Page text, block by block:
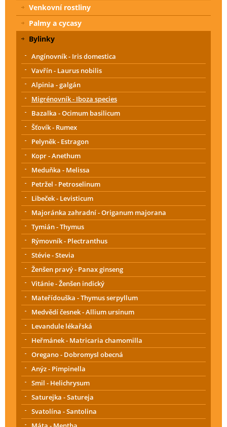
Venkovní rostliny
Palmy a cycasy
Bylinky
Angínovník - Iris domestica
Vavřín - Laurus nobilis
Alpinia - galgán
Migrénovník - Iboza species
Bazalka - Ocimum basilicum
Šťovík - Rumex
Pelyněk - Estragon
Kopr - Anethum
Meduňka - Melissa
Petržel - Petroselinum
Libeček - Levisticum
Majoránka zahradní - Origanum majorana
Tymián - Thymus
Rýmovník - Plectranthus
Stévie - Stevia
Ženšen pravý - Panax ginseng
Vitánie - Ženšen indický
Mateřídouška - Thymus serpyllum
Medvědí česnek - Allium ursinum
Levandule lékařská
Heřmánek - Matricaria chamomilla
Oregano - Dobromysl obecná
Anýz - Pimpinella
Smil - Helichrysum
Saturejka - Satureja
Svatolína - Santolina